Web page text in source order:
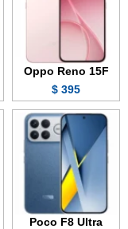
Oppo Reno 15F
395 $
Poco F8 Ultra